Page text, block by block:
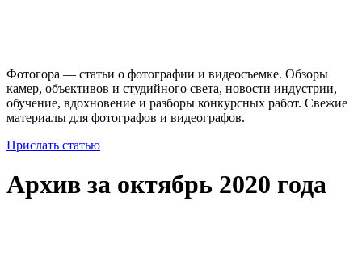
Фотогора — статьи о фотографии и видеосъемке. Обзоры
камер, объективов и студийного света, новости индустрии,
обучение, вдохновение и разборы конкурсных работ. Свежие
материалы для фотографов и видеографов.
Прислать статью
Архив за октябрь 2020 года